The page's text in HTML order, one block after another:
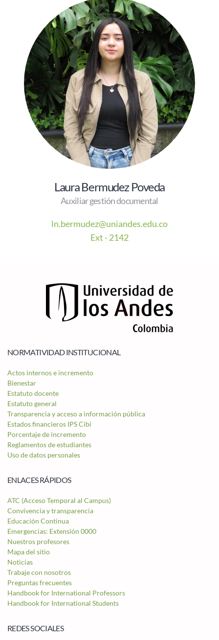
Laura Bermudez Poveda
Auxiliar gestión documental
ln.bermudez@uniandes.edu.co
Ext - 2142
NORMATIVIDAD INSTITUCIONAL
Actos internos e incremento
Bienestar
Estatuto docente
Estatuto general
Transparencia y acceso a información pública
Estados financieros IPS Cibi
Porcentaje de incremento
Reglamentos de estudiantes
Uso de datos personales
ENLACES RÁPIDOS
ATC (Acceso Temporal al Campus)
Convivencia y transparencia
Educación Continua
Emergencias: Extensión 0000
Nuestros profesores
Mapa del sitio
Noticias
Trabaje con nosotros
Preguntas frecuentes
Handbook for International Professors
Handbook for International Students
REDES SOCIALES